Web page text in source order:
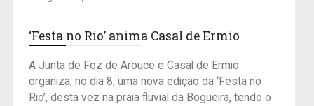
‘Festa no Rio’ anima Casal de Ermio
A Junta de Foz de Arouce e Casal de Ermio
organiza, no dia 8, uma nova edição da ‘Festa no
Rio’, desta vez na praia fluvial da Bogueira, tendo o